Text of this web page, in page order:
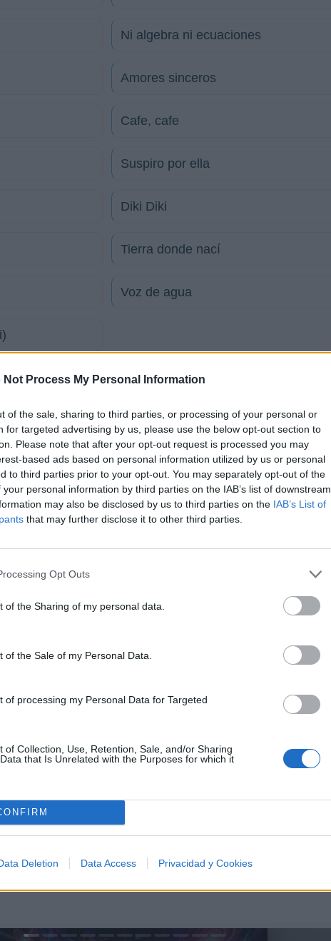
Not Process My Personal Information
of the sale, sharing to third parties, or processing of your personal or
for targeted advertising by us, please use the below opt-out section to
Please note that after your opt-out request is processed you may
based ads based on personal information utilized by us or personal
to third parties prior to your opt-out. You may separately opt-out of the
personal information by third parties on the IAB’s list of downstream
may also be disclosed by us to third parties on the IAB’s List of
that may further disclose it to other third parties.
Opt Outs
of the Sharing of my personal data.
of the Sale of my Personal Data.
of processing my Personal Data for Targeted
of Collection, Use, Retention, Sale, and/or Sharing
that Is Unrelated with the Purposes for which it
Deletion Data Access Privacidad y Cookies
Ni algebra ni ecuaciones
Amores sinceros
Cafe, cafe
Suspiro por ella
Diki Diki
Tierra donde nací
Voz de agua
apoyados y visitados de esta semana.